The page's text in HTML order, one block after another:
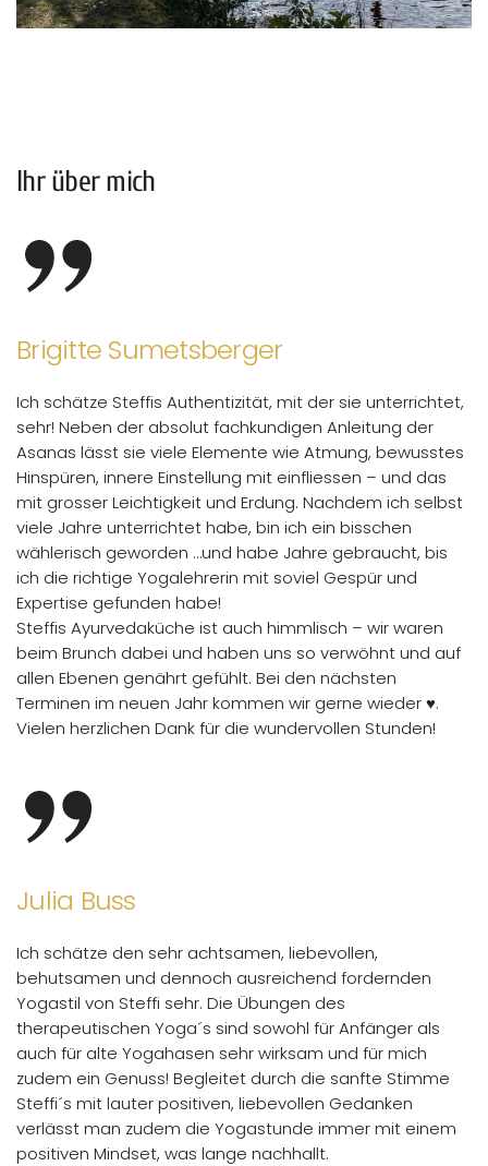
Ihr über mich
Brigitte Sumetsberger
Ich schätze Steffis Authentizität, mit der sie unterrichtet,
sehr! Neben der absolut fachkundigen Anleitung der
Asanas lässt sie viele Elemente wie Atmung, bewusstes
Hinspüren, innere Einstellung mit einfliessen – und das
mit grosser Leichtigkeit und Erdung. Nachdem ich selbst
viele Jahre unterrichtet habe, bin ich ein bisschen
wählerisch geworden …und habe Jahre gebraucht, bis
ich die richtige Yogalehrerin mit soviel Gespür und
Expertise gefunden habe!
Steffis Ayurvedaküche ist auch himmlisch – wir waren
beim Brunch dabei und haben uns so verwöhnt und auf
allen Ebenen genährt gefühlt. Bei den nächsten
Terminen im neuen Jahr kommen wir gerne wieder ♥️.
Vielen herzlichen Dank für die wundervollen Stunden!
Julia Buss
Ich schätze den sehr achtsamen, liebevollen,
behutsamen und dennoch ausreichend fordernden
Yogastil von Steffi sehr. Die Übungen des
therapeutischen Yoga´s sind sowohl für Anfänger als
auch für alte Yogahasen sehr wirksam und für mich
zudem ein Genuss! Begleitet durch die sanfte Stimme
Steffi´s mit lauter positiven, liebevollen Gedanken
verlässt man zudem die Yogastunde immer mit einem
positiven Mindset, was lange nachhallt.